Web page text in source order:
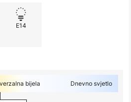
E14
bijela Dnevno svjetlo